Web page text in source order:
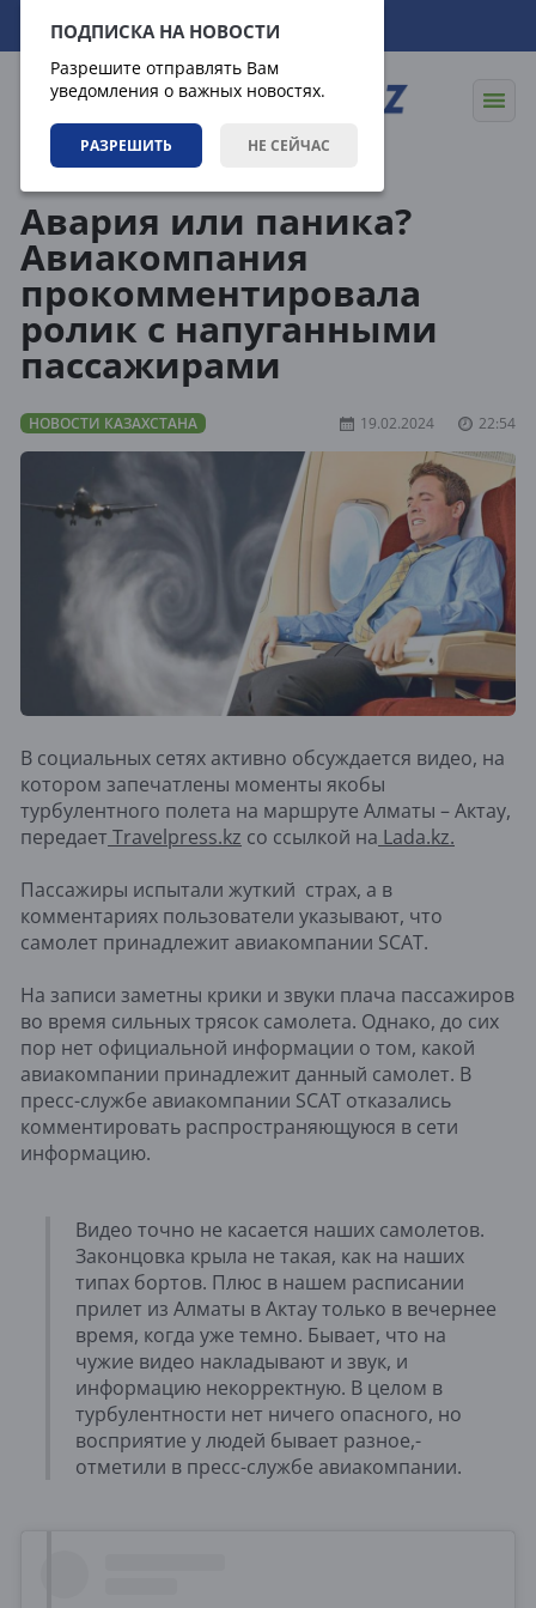
ПОДПИСКА НА НОВОСТИ
Разрешите отправлять Вам
уведомления о важных новостях.
РАЗРЕШИТЬ НЕ СЕЙЧАС
09.08.2026 11:01:56
Авария или паника?
Авиакомпания
прокомментировала
ролик с напуганными
пассажирами
НОВОСТИ КАЗАХСТАНА 19.02.2024 22:54
В социальных сетях активно обсуждается видео, на
котором запечатлены моменты якобы
турбулентного полета на маршруте Алматы – Актау,
передает Travelpress.kz со ссылкой на Lada.kz.
Пассажиры испытали жуткий страх, а в
комментариях пользователи указывают, что
самолет принадлежит авиакомпании SCAT.
На записи заметны крики и звуки плача пассажиров
во время сильных трясок самолета. Однако, до сих
пор нет официальной информации о том, какой
авиакомпании принадлежит данный самолет. В
пресс-службе авиакомпании SCAT отказались
комментировать распространяющуюся в сети
информацию.
Видео точно не касается наших самолетов.
Законцовка крыла не такая, как на наших
типах бортов. Плюс в нашем расписании
прилет из Алматы в Актау только в вечернее
время, когда уже темно. Бывает, что на
чужие видео накладывают и звук, и
информацию некорректную. В целом в
турбулентности нет ничего опасного, но
восприятие у людей бывает разное,-
отметили в пресс-службе авиакомпании.